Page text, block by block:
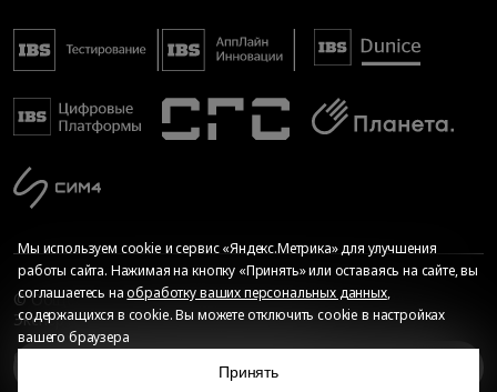
© Общество с ограниченной ответственностью «ИБС
Экспертиза», 2026. Все права защищены
Сопровождение сайта
Мы используем cookie и сервис «Яндекс.Метрика» для улучшения
работы сайта. Нажимая на кнопку «Принять» или оставаясь на сайте, вы
соглашаетесь наобработку ваших персональных данных,
содержащихся в cookie. Вы можете отключить cookie в настройках
вашего браузера
Принять